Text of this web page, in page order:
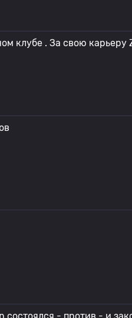
клубе . За свою карьеру